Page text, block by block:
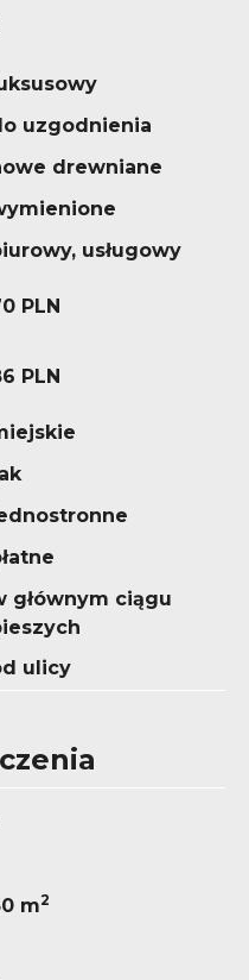
uzgodnienia
drewniane
usługowy
PLN
PLN
głównym ciągu
ulicy
m2